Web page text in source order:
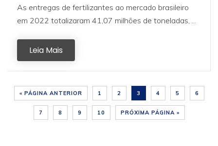
As entregas de fertilizantes ao mercado brasileiro
em 2022 totalizaram 41,07 milhões de toneladas, ...
Leia Mais
« PÁGINA ANTERIOR 1 2 3 4 5 6
7 8 9 10 PRÓXIMA PÁGINA »